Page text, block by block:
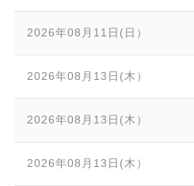
2026年08月11日(日）
2026年08月13日(木）
2026年08月13日(木）
2026年08月13日(木）